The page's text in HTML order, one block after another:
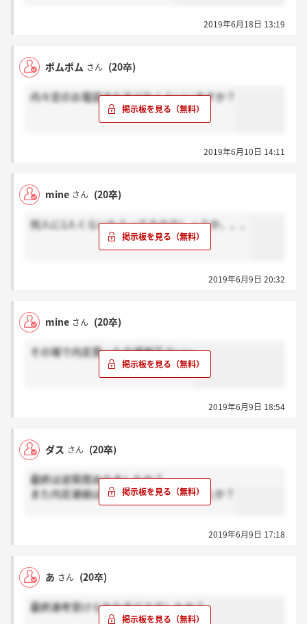
2019年6月18日 13:19
ポムポム さん (20卒)
内々定のお電話きた方どれくらいいますか？
2019年6月10日 14:11
mine さん (20卒)
何人に1人くらいもらってるのでしょうか、、、
2019年6月9日 20:32
mine さん (20卒)
その場で内定貰った方感謝下さい～
2019年6月9日 18:54
ダス さん (20卒)
最終は逆質問ありましたか？
また内定連絡はいつまでと言われましたか？
2019年6月9日 17:18
あ さん (20卒)
最終選考受けられた方どうでしたか？